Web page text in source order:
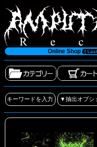
Online Shop [ Last